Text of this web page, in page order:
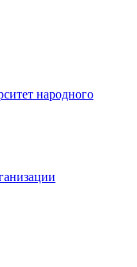
народного